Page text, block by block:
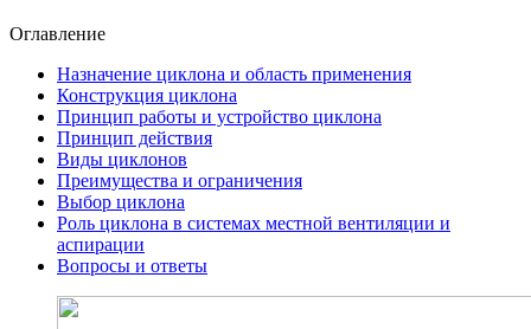
Оглавление
Назначение циклона и область применения
Конструкция циклона
Принцип работы и устройство циклона
Принцип действия
Виды циклонов
Преимущества и ограничения
Выбор циклона
Роль циклона в системах местной вентиляции и
аспирации
Вопросы и ответы